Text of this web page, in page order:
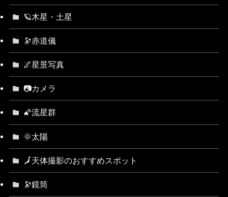
🪐木星・土星
🔭赤道儀
🌌星景写真
📷カメラ
🌠流星群
🌞太陽
🗾天体撮影のおすすめスポット
🔭鏡筒